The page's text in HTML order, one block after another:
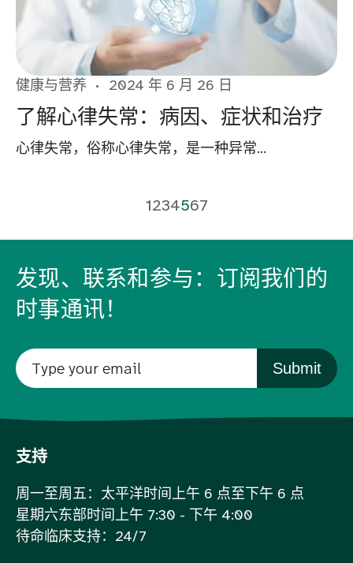
健康与营养 2024 年 6 月 26 日
了解心律失常：病因、症状和治疗
心律失常，俗称心律失常，是一种异常...
1234567
发现、联系和参与：订阅我们的
时事通讯！
Submit
支持
周一至周五：太平洋时间上午 6 点至下午 6 点
星期六东部时间上午 7:30 - 下午 4:00
待命临床支持：24/7